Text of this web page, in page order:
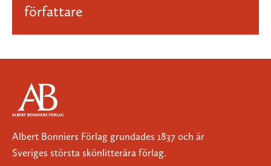
författare
Albert Bonniers Förlag grundades 1837 och är
Sveriges största skönlitterära förlag.